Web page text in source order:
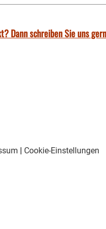
Dann schreiben Sie uns
| Cookie-Einstellungen